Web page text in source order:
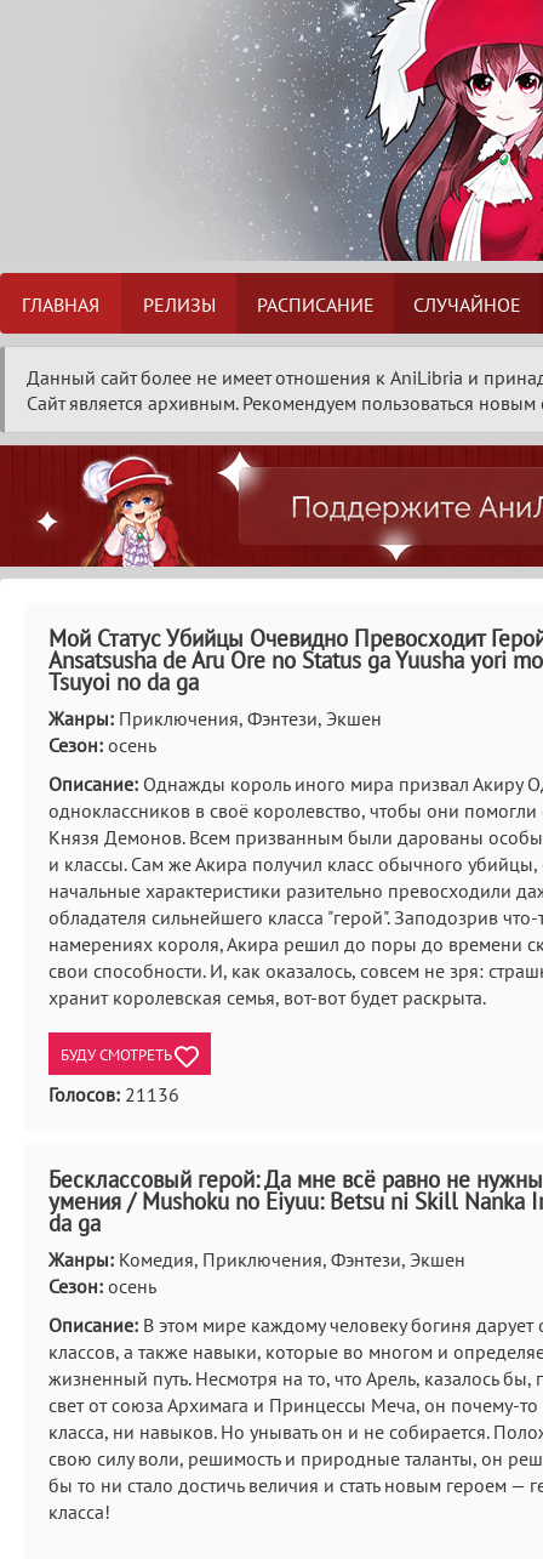
ГЛАВНАЯ РЕЛИЗЫ РАСПИСАНИЕ СЛУЧАЙНОЕ
Данный сайт более не имеет отношения к AniLibria и
Сайт является архивным. Рекомендуем пользоваться
Мой Статус Убийцы Очевидно Превосходит
Ansatsusha de Aru Ore no Status ga Yuusha yori
Tsuyoi no da ga
Жанры: Приключения, Фэнтези, Экшен
Сезон: осень
Описание: Однажды король иного мира призвал Акиру
одноклассников в своё королевство, чтобы они помогли
Князя Демонов. Всем призванным были дарованы
и классы. Сам же Акира получил класс обычного убийцы,
начальные характеристики разительно превосходили
обладателя сильнейшего класса "герой". Заподозрив
намерениях короля, Акира решил до поры до времени
свои способности. И, как оказалось, совсем не зря:
хранит королевская семья, вот-вот будет раскрыта.
БУДУ СМОТРЕТЬ
Голосов: 21136
Бесклассовый герой: Да мне всё равно не
умения / Mushoku no Eiyuu: Betsu ni Skill Nanka
da ga
Жанры: Комедия, Приключения, Фэнтези, Экшен
Сезон: осень
Описание: В этом мире каждому человеку богиня дарует
классов, а также навыки, которые во многом и
жизненный путь. Несмотря на то, что Арель, казалось бы,
свет от союза Архимага и Принцессы Меча, он почему-
класса, ни навыков. Но унывать он и не собирается.
свою силу воли, решимость и природные таланты, он
бы то ни стало достичь величия и стать новым героем —
класса!